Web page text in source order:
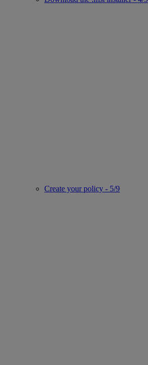
Create your policy - 5/9